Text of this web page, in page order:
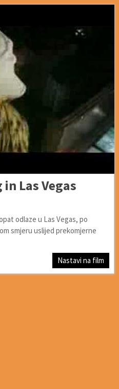
Las Vegas
odlaze u Las Vegas, po
smjeru uslijed prekomjerne
Nastavi na film